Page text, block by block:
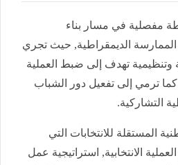
مفصلية في مسار بناء
الديمقراطية, حيث تجري
وتنظيمية تهدف إلى ضبط العملية
كما ترمي إلى تفعيل دور الشباب
التشاركية.
المستقلة للانتخابات التي
الانتخابية, استراتيجية عمل